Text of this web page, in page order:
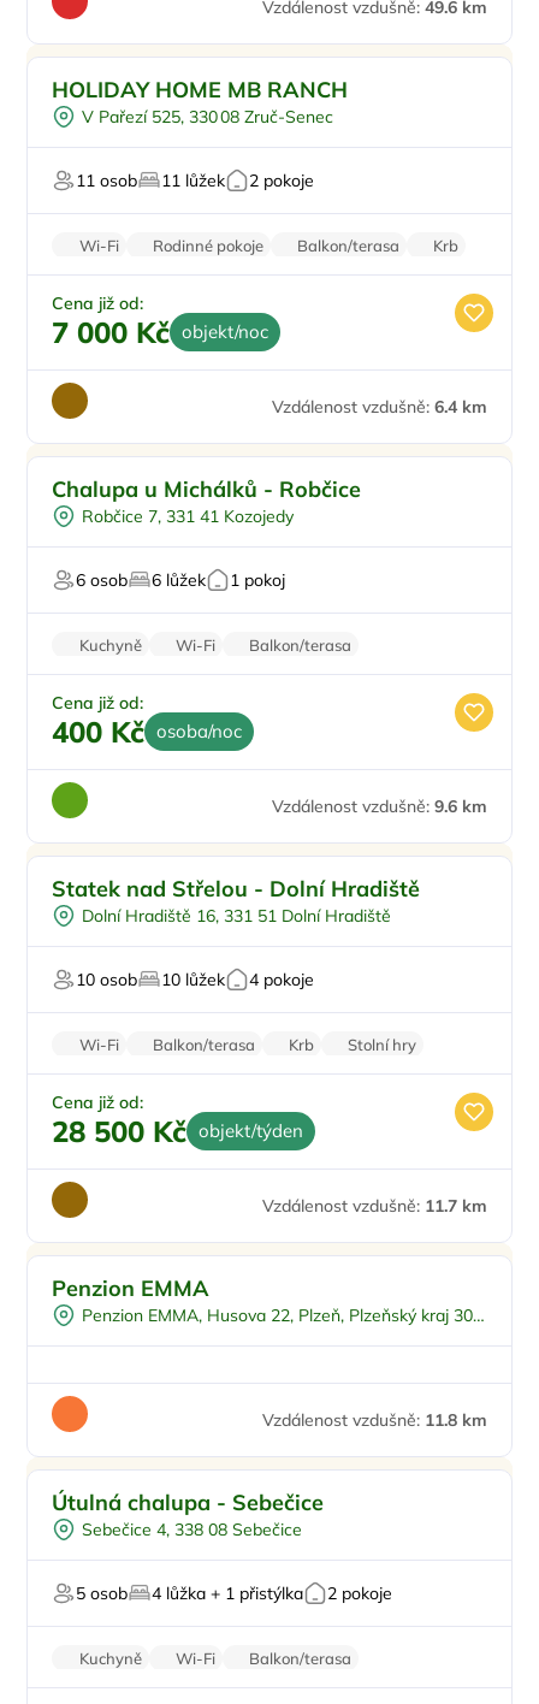
Vzdálenost vzdušně: 49.6 km
Vyjížďky na koních
U lesa
Pro milovníky luxusu
HOLIDAY HOME MB RANCH
V Pařezí 525, 330 08 Zruč-Senec
11 osob 11 lůžek 2 pokoje
Wi-Fi Rodinné pokoje Balkon/terasa
Krb
Pračka
Cena již od:
7 000 Kč objekt/noc
Vzdálenost vzdušně: 6.4 km
Ohniště
Pro čtyři
Pro majitele mazlíčků
Chalupa u Michálků - Robčice
Robčice 7, 331 41 Kozojedy
6 osob 6 lůžek 1 pokoj
Kuchyně Wi-Fi
Balkon/terasa
Zvířata povolena
Parkování zdarma
Cena již od:
400 Kč osoba/noc
Vzdálenost vzdušně: 9.6 km
Dětské hřiště
U lesa
Pro majitele mazlíčků
Statek nad Střelou - Dolní Hradiště
Dolní Hradiště 16, 331 51 Dolní Hradiště
10 osob 10 lůžek 4 pokoje
Wi-Fi Balkon/terasa Krb
Stolní hry
Sušička
Cena již od:
28 500 Kč objekt/týden
Vzdálenost vzdušně: 11.7 km
Penzion EMMA
Penzion EMMA, Husova 22, Plzeň, Plzeňský kraj 301
Vzdálenost vzdušně: 11.8 km
Dětské hřiště
Dětský bazén
Pro majitele mazlíčků
Útulná chalupa - Sebečice
Sebečice 4, 338 08 Sebečice
5 osob 4 lůžka + 1 přistýlka 2 pokoje
Kuchyně Wi-Fi
Balkon/terasa
Zvířata povolena
Pračka